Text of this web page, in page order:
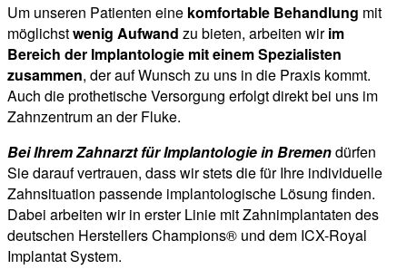
Um unseren Patienten eine komfortable Behandlung mit
möglichstwenig Aufwand zu bieten, arbeiten wirim
Bereich der Implantologie mit einem Spezialisten
zusammen, der auf Wunsch zu uns in die Praxis kommt.
Auch die prothetische Versorgung erfolgt direkt bei uns im
Zahnzentrum an der Fluke.
Bei Ihrem Zahnarzt für Implantologie in Bremendürfen
Sie darauf vertrauen, dass wir stets die für Ihre individuelle
Zahnsituation passende implantologische Lösung finden.
Dabei arbeiten wir in erster Linie mit Zahnimplantaten des
deutschen Herstellers Champions® und dem ICX-Royal
Implantat System.